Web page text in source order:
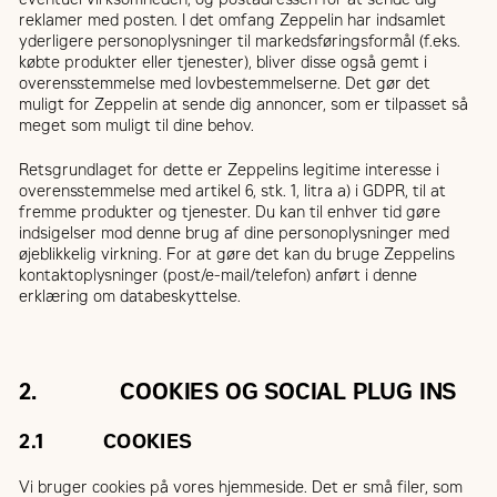
reklamer med posten. I det omfang Zeppelin har indsamlet
yderligere personoplysninger til markedsføringsformål (f.eks.
købte produkter eller tjenester), bliver disse også gemt i
overensstemmelse med lovbestemmelserne. Det gør det
muligt for Zeppelin at sende dig annoncer, som er tilpasset så
meget som muligt til dine behov.
Retsgrundlaget for dette er Zeppelins legitime interesse i
overensstemmelse med artikel 6, stk. 1, litra a) i GDPR, til at
fremme produkter og tjenester. Du kan til enhver tid gøre
indsigelser mod denne brug af dine personoplysninger med
øjeblikkelig virkning. For at gøre det kan du bruge Zeppelins
kontaktoplysninger (post/e-mail/telefon) anført i denne
erklæring om databeskyttelse.
2. COOKIES OG SOCIAL PLUG INS
2.1 COOKIES
Vi bruger cookies på vores hjemmeside. Det er små filer, som